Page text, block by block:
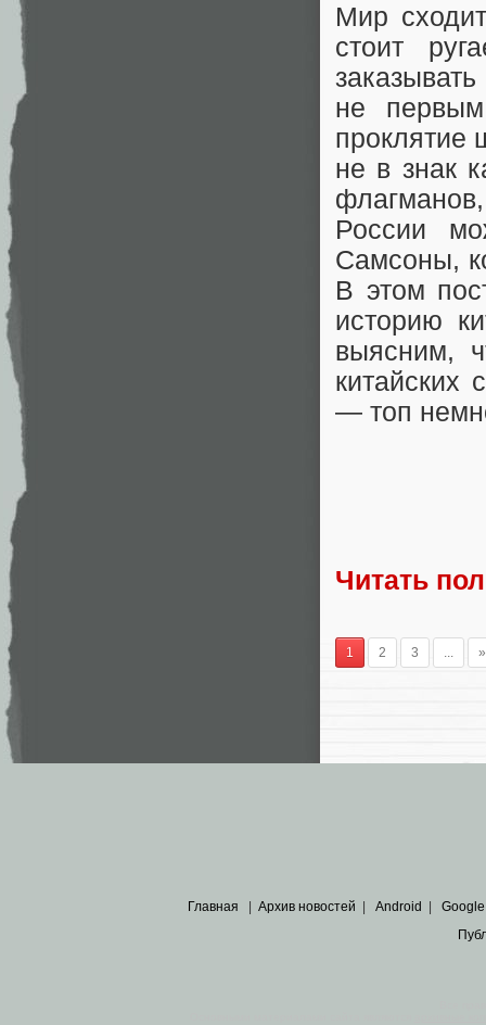
Мир
стоит
не
проклятие
не в знак
России
Самсоны,
В этом
историю
выясним,
китайских
— топ
Читать
1 2 3 ... »
Главная | Архив новостей | Android | Google